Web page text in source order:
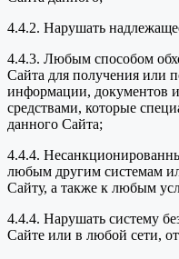
4.4.2. Нарушать
4.4.3. Любым способом
Сайта для получения или
информации, документов
средствами, которые
данного Сайта;
4.4.4.
любым другим системам
Сайту, а также к любым
4.4.4. Нарушать систему
Сайте или в любой сети,